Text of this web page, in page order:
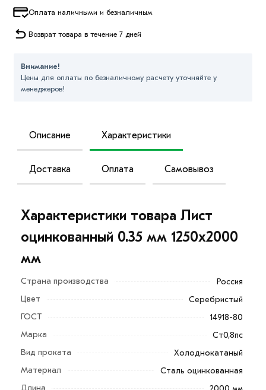
Оплата наличными и безналичным
Возврат товара в течение 7 дней
Внимание!
Цены для оплаты по безналичному расчету уточняйте у
менеджеров!
Описание Характеристики
Доставка Оплата Самовывоз
Оцинкованный лист 0.35 мм (1250х2000 мм) —
универсальный материал для кровли, облицовки и
вентиляционных систем. Отличается прочностью,
Идеально подходит для наружных и внутренних
Характеристики товара Лист
оцинкованный 0.35 мм 1250х2000
мм
Страна производства
Россия
Цвет
Серебристый
ГОСТ
14918-80
Марка
Ст0,8пс
Вид проката
Холоднокатаный
Материал
Сталь оцинкованная
Длина